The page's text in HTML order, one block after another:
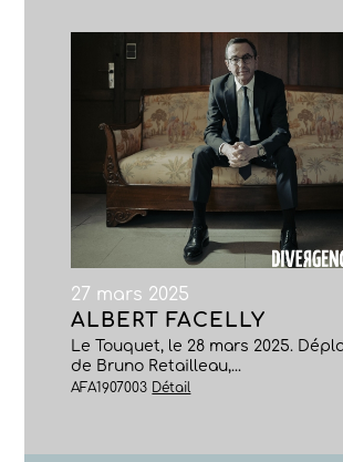
27 mars 2025
ALBERT FACELLY
Le Touquet, le 28 mars 2025.
de Bruno Retailleau,...
AFA1907003 Détail